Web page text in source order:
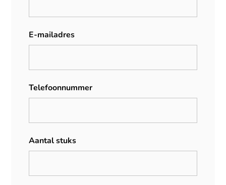
E-mailadres
Telefoonnummer
Aantal stuks